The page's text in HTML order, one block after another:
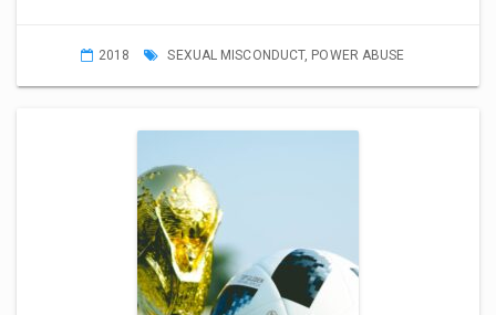
2018 SEXUAL MISCONDUCT, POWER ABUSE